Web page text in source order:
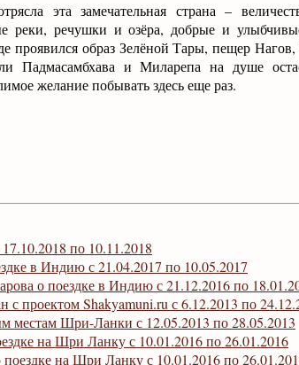
эта замечательная страна –
реки, речушки и озёра, добрые и
проявился образ Зелёной Тары, пещер
Падмасамбхава и Миларепа на душе
желание побывать здесь еще раз.
по 10.11.2018
в Индию с 21.04.2017 по 10.05.2017
о поездке в Индию с 21.12.2016 по
с проектом Shakyamuni.ru с 6.12.2013 по
местам Шри-Ланки с 12.05.2013 по 28.05.2013
на Шри Ланку с 10.01.2016 по 26.01.2016
поездке на Шри Ланку с 10.01.2016 по